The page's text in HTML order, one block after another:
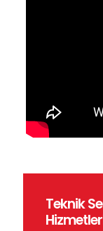
Teknik